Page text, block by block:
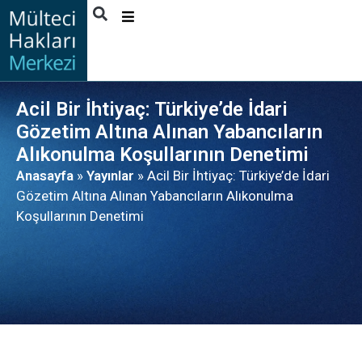
HAKKIMIZDA
FAALIYETLER
YAYINLAR
HABERLER
FAYDALANICI
HIKAYELERI
Acil Bir İhtiyaç: Türkiye’de İdari
Gözetim Altına Alınan Yabancıların
Alıkonulma Koşullarının Denetimi
Anasayfa » Yayınlar » Acil Bir İhtiyaç: Türkiye’de İdari
Gözetim Altına Alınan Yabancıların Alıkonulma
Koşullarının Denetimi